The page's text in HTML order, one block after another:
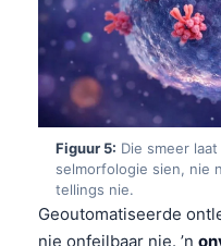
Figuur 5: Die smeer
selmorfologie sien, nie
tellings nie.
Geoutomatiseerde
nie onfeilbaar nie. ’n